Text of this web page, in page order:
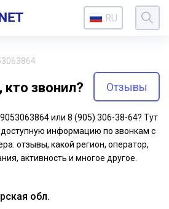
RU
звонил? Отзывы
или 8 (905) 306-38-64? Тут
информацию по звонкам с
отзывы, какой регион, оператор,
активность и многое другое.
обл.